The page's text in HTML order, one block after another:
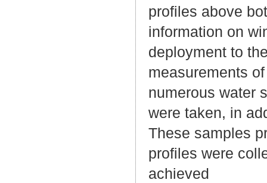
profiles above
information on
deployment to
measurements
numerous water
were taken, in
These samples
profiles were
achieved